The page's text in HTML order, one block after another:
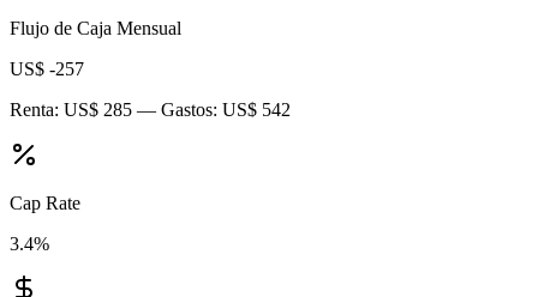
Flujo de Caja Mensual
US$ -257
Renta: US$ 285 — Gastos: US$ 542
Cap Rate
3.4%